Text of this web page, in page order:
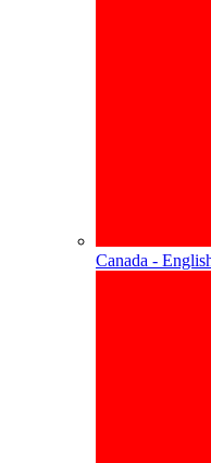
Canada -